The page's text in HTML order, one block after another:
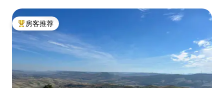
热门「房客推荐」
房客推荐